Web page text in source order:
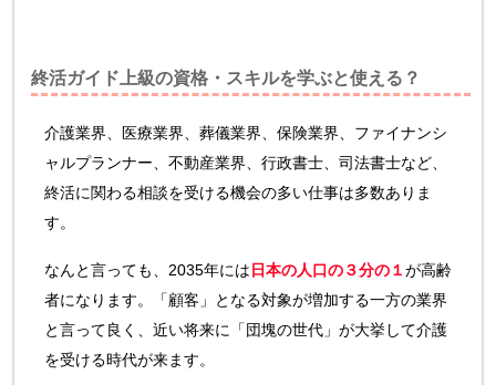
終活ガイド上級の資格・スキルを学ぶと使える？
介護業界、医療業界、葬儀業界、保険業界、ファイナンシ
ャルプランナー、不動産業界、行政書士、司法書士など、
終活に関わる相談を受ける機会の多い仕事は多数ありま
す。
なんと言っても、2035年には 日本の人口の３分の１が高齢
者になります。「顧客」となる対象が増加する一方の業界
と言って良く、近い将来に「団塊の世代」が大挙して介護
を受ける時代が来ます。